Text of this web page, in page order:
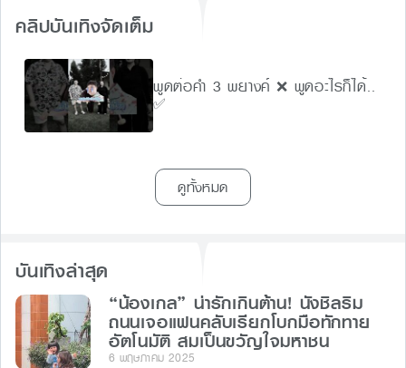
คลิปบันเทิงจัดเต็ม
พูดต่อคำ 3 พยางค์ ❌ พูดอะไรก็ได้..
✅
ดูทั้งหมด
บันเทิงล่าสุด
“น้องเกล” น่ารักเกินต้าน! นั่งชิลริม
ถนนเจอแฟนคลับเรียกโบกมือทักทาย
อัตโนมัติ สมเป็นขวัญใจมหาชน
6 พฤษภาคม 2025